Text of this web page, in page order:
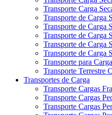
Transporte Carga
Transporte de Carga
Transporte de Carga
Transporte de Carga
Transporte de Carga
Transporte de Carga
Transporte para
Transporte Terrestre
Transportes de Carga
Transporte Cargas
Transporte Cargas
Transporte Cargas